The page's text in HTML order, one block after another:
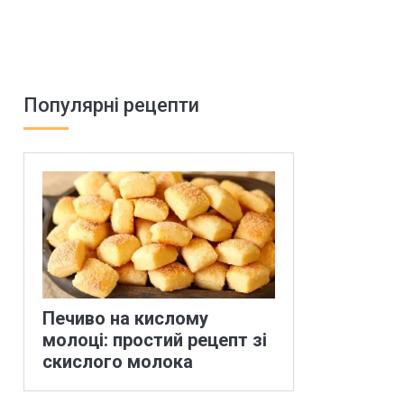
Популярні рецепти
Печиво на кислому
молоці: простий рецепт зі
скислого молока